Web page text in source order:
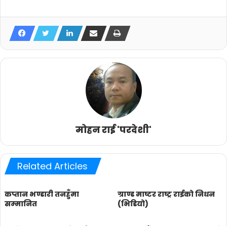
मोहन राई 'परदेशी'
Related Articles
कप्तान भण्डारी तनहुँमा
सम्मानित
ग्राण्ड माष्टर राष्ट्र राईको निधन
(भिडियो)